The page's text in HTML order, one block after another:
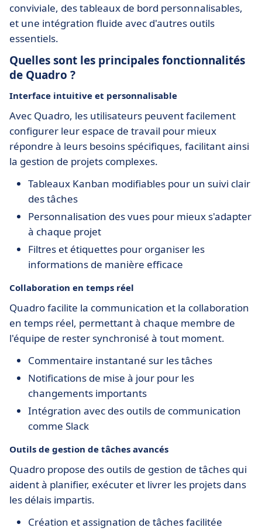
conviviale, des tableaux de bord personnalisables,
et une intégration fluide avec d'autres outils
essentiels.
Quelles sont les principales fonctionnalités
de Quadro ?
Interface intuitive et personnalisable
Avec Quadro, les utilisateurs peuvent facilement
configurer leur espace de travail pour mieux
répondre à leurs besoins spécifiques, facilitant ainsi
la gestion de projets complexes.
Tableaux Kanban modifiables pour un suivi clair
des tâches
Personnalisation des vues pour mieux s'adapter
à chaque projet
Filtres et étiquettes pour organiser les
informations de manière efficace
Collaboration en temps réel
Quadro facilite la communication et la collaboration
en temps réel, permettant à chaque membre de
l'équipe de rester synchronisé à tout moment.
Commentaire instantané sur les tâches
Notifications de mise à jour pour les
changements importants
Intégration avec des outils de communication
comme Slack
Outils de gestion de tâches avancés
Quadro propose des outils de gestion de tâches qui
aident à planifier, exécuter et livrer les projets dans
les délais impartis.
Création et assignation de tâches facilitée